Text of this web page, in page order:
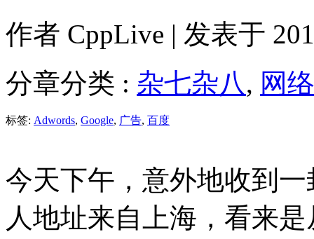
作者 CppLive | 发表于
分章分类 : 杂七杂八, 网络
标签: Adwords, Google, 广告, 百度
今天下午，意外地收到
人地址来自上海，看来